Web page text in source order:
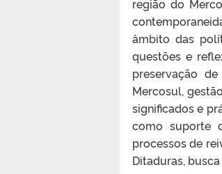
região do
âmbito das
questões e
preservação
Mercosul,
significados e
como suporte
processos de
Ditaduras,